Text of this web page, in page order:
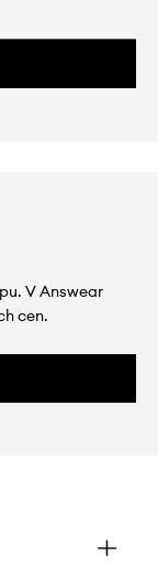
V Answear
cen.